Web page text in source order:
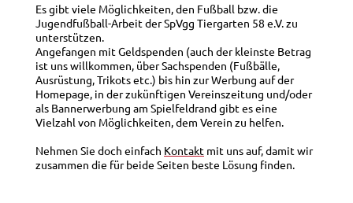
Es gibt viele Möglichkeiten, den Fußball bzw. die
Jugendfußball-Arbeit der SpVgg Tiergarten 58 e.V. zu
unterstützen.
Angefangen mit Geldspenden (auch der kleinste Betrag
ist uns willkommen, über Sachspenden (Fußbälle,
Ausrüstung, Trikots etc.) bis hin zur Werbung auf der
Homepage, in der zukünftigen Vereinszeitung und/oder
als Bannerwerbung am Spielfeldrand gibt es eine
Vielzahl von Möglichkeiten, dem Verein zu helfen.
Nehmen Sie doch einfach Kontakt mit uns auf, damit wir
zusammen die für beide Seiten beste Lösung finden.